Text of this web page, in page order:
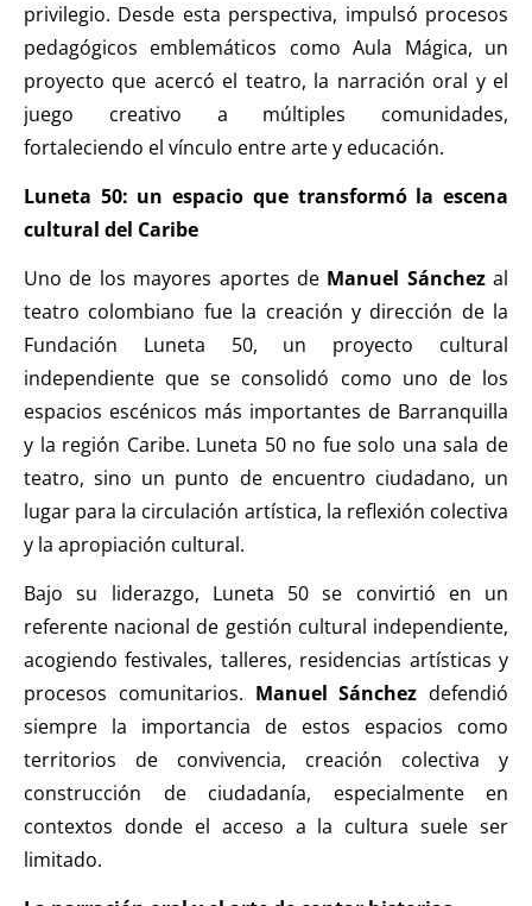
privilegio. Desde esta perspectiva, impulsó procesos
pedagógicos emblemáticos como Aula Mágica, un
proyecto que acercó el teatro, la narración oral y el
juego creativo a múltiples comunidades,
fortaleciendo el vínculo entre arte y educación.
Luneta 50: un espacio que transformó la escena
cultural del Caribe
Uno de los mayores aportes de Manuel Sánchezal
teatro colombiano fue la creación y dirección de la
Fundación Luneta 50, un proyecto cultural
independiente que se consolidó como uno de los
espacios escénicos más importantes de Barranquilla
y la región Caribe. Luneta 50 no fue solo una sala de
teatro, sino un punto de encuentro ciudadano, un
lugar para la circulación artística, la reflexión colectiva
y la apropiación cultural.
Bajo su liderazgo, Luneta 50 se convirtió en un
referente nacional de gestión cultural independiente,
acogiendo festivales, talleres, residencias artísticas y
procesos comunitarios. Manuel Sánchez defendió
siempre la importancia de estos espacios como
territorios de convivencia, creación colectiva y
construcción de ciudadanía, especialmente en
contextos donde el acceso a la cultura suele ser
limitado.